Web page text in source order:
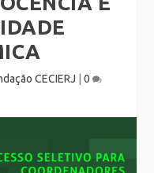
CECIERJ 0